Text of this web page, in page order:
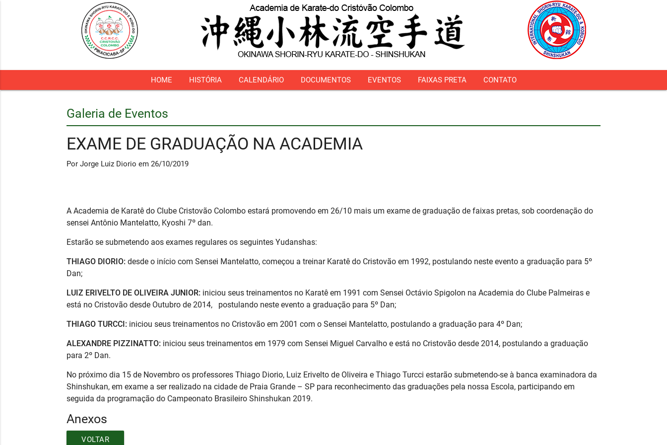
HOME HISTÓRIA CALENDÁRIO DOCUMENTOS EVENTOS FAIXAS PRETA CONTATO
Galeria de Eventos
EXAME DE GRADUAÇÃO NA ACADEMIA
Por Jorge Luiz Diorio em 26/10/2019
A Academia de Karatê do Clube Cristovão Colombo estará promovendo em 26/10 mais um exame de graduação de faixas pretas, sob coordenação do
sensei Antônio Mantelatto, Kyoshi 7º dan.
Estarão se submetendo aos exames regulares os seguintes Yudanshas:
THIAGO DIORIO:desde o início com Sensei Mantelatto, começou a treinar Karatê do Cristovão em 1992, postulando neste evento a graduação para 5º
Dan;
LUIZ ERIVELTO DE OLIVEIRA JUNIOR: iniciou seus treinamentos no Karatê em 1991 com Sensei Octávio Spigolon na Academia do Clube Palmeiras e
está no Cristovão desde Outubro de 2014, postulando neste evento a graduação para 5º Dan;
THIAGO TURCCI: iniciou seus treinamentos no Cristovão em 2001 com o Sensei Mantelatto, postulando a graduação para 4º Dan;
ALEXANDRE PIZZINATTO: iniciou seus treinamentos em 1979 com Sensei Miguel Carvalho e está no Cristovão desde 2014, postulando a graduação
para 2º Dan.
No próximo dia 15 de Novembro os professores Thiago Diorio, Luiz Erivelto de Oliveira e Thiago Turcci estarão submetendo-se à banca examinadora da
Shinshukan, em exame a ser realizado na cidade de Praia Grande – SP para reconhecimento das graduações pela nossa Escola, participando em
seguida da programação do Campeonato Brasileiro Shinshukan 2019.
Anexos
VOLTAR